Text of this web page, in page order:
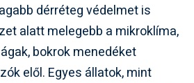
dérréteg védelmet is
alatt melegebb a mikroklíma,
bokrok menedéket
elől. Egyes állatok, mint